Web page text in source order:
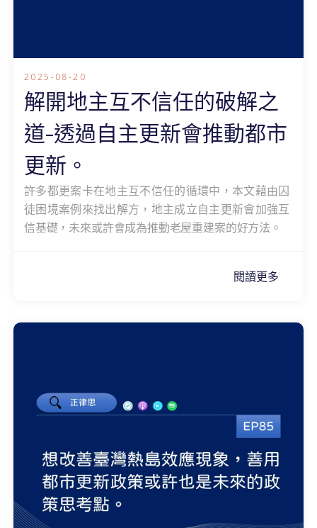
2025-08-20
解開地主互不信任的破解之
道-透過自主更新會推動都市
更新。
許多都更案卡在地主互不信任的循環中，本文藉由囚
徒困境案例來找出解方，地主成立自主更新會加強互
信基礎，未來或許會成為推動老屋重建案的好方法。
閱讀更多